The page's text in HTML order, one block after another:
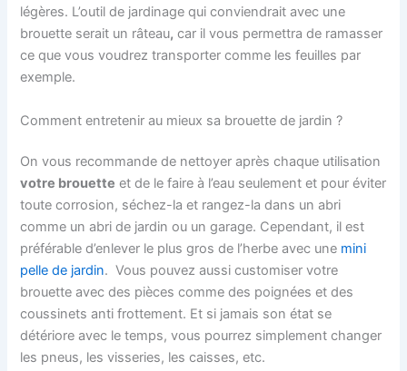
légères. L’outil de jardinage qui conviendrait avec une
brouette serait un râteau, car il vous permettra de ramasser
ce que vous voudrez transporter comme les feuilles par
exemple.
Comment entretenir au mieux sa brouette de jardin ?
On vous recommande de nettoyer après chaque utilisation
votre brouette et de le faire à l’eau seulement et pour éviter
toute corrosion, séchez-la et rangez-la dans un abri
comme un abri de jardin ou un garage. Cependant, il est
préférable d’enlever le plus gros de l’herbe avec une mini
pelle de jardin. Vous pouvez aussi customiser votre
brouette avec des pièces comme des poignées et des
coussinets anti frottement. Et si jamais son état se
détériore avec le temps, vous pourrez simplement changer
les pneus, les visseries, les caisses, etc.